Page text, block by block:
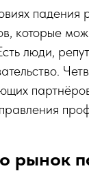
падения
которые
люди,
рынок